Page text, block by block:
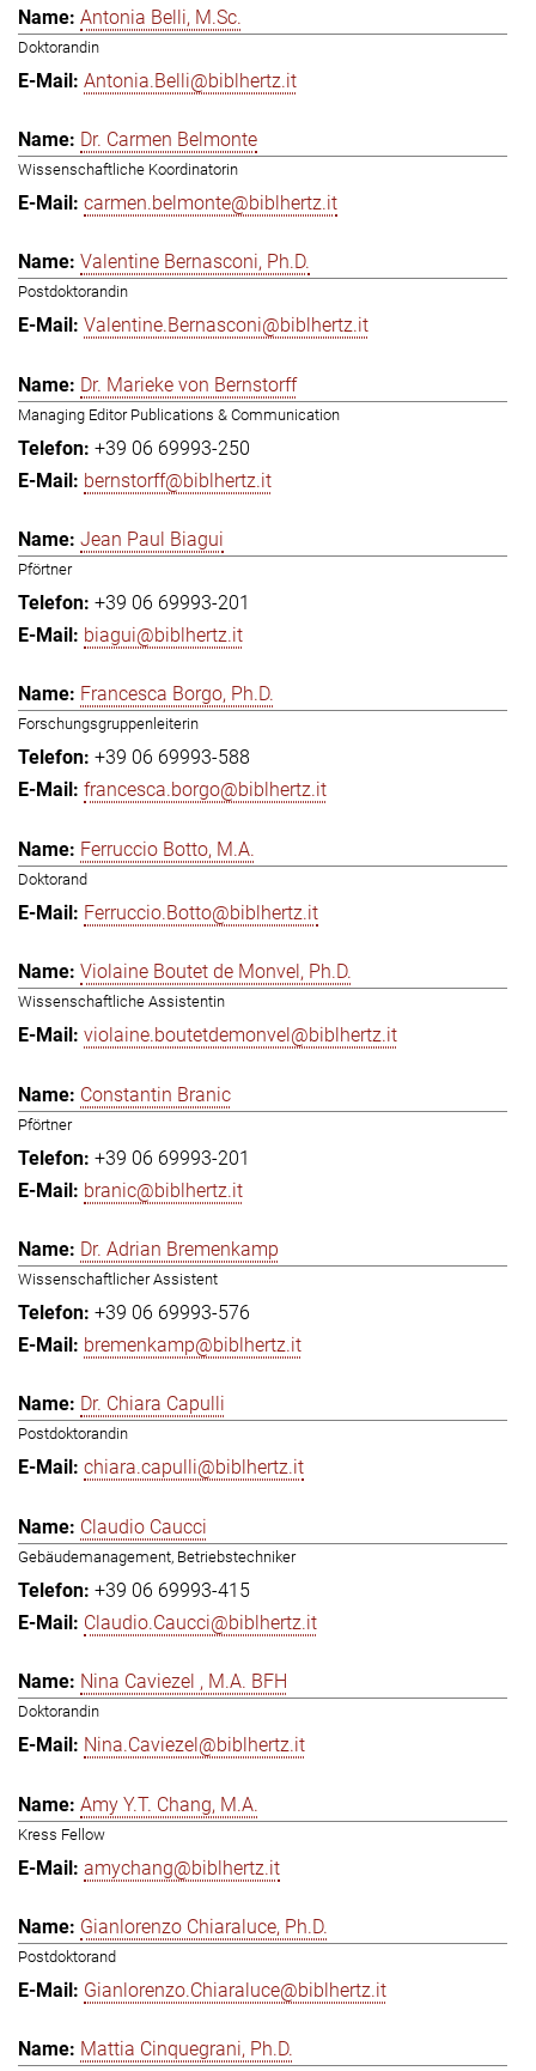
Antonia Belli, M.Sc.
Doktorandin
Antonia.Belli@biblhertz.it
Dr. Carmen Belmonte
Wissenschaftliche Koordinatorin
carmen.belmonte@biblhertz.it
Valentine Bernasconi, Ph.D.
Postdoktorandin
Valentine.Bernasconi@biblhertz.it
Dr. Marieke von Bernstorff
Managing Editor Publications & Communication
+39 06 69993-250
bernstorff@biblhertz.it
Jean Paul Biagui
Pförtner
+39 06 69993-201
biagui@biblhertz.it
Francesca Borgo, Ph.D.
Forschungsgruppenleiterin
+39 06 69993-588
francesca.borgo@biblhertz.it
Ferruccio Botto, M.A.
Doktorand
Ferruccio.Botto@biblhertz.it
Violaine Boutet de Monvel, Ph.D.
Wissenschaftliche Assistentin
violaine.boutetdemonvel@biblhertz.it
Constantin Branic
Pförtner
+39 06 69993-201
branic@biblhertz.it
Dr. Adrian Bremenkamp
Wissenschaftlicher Assistent
+39 06 69993-576
bremenkamp@biblhertz.it
Dr. Chiara Capulli
Postdoktorandin
chiara.capulli@biblhertz.it
Claudio Caucci
Gebäudemanagement, Betriebstechniker
+39 06 69993-415
Claudio.Caucci@biblhertz.it
Nina Caviezel , M.A. BFH
Doktorandin
Nina.Caviezel@biblhertz.it
Amy Y.T. Chang, M.A.
Kress Fellow
amychang@biblhertz.it
Gianlorenzo Chiaraluce, Ph.D.
Postdoktorand
Gianlorenzo.Chiaraluce@biblhertz.it
Mattia Cinquegrani, Ph.D.